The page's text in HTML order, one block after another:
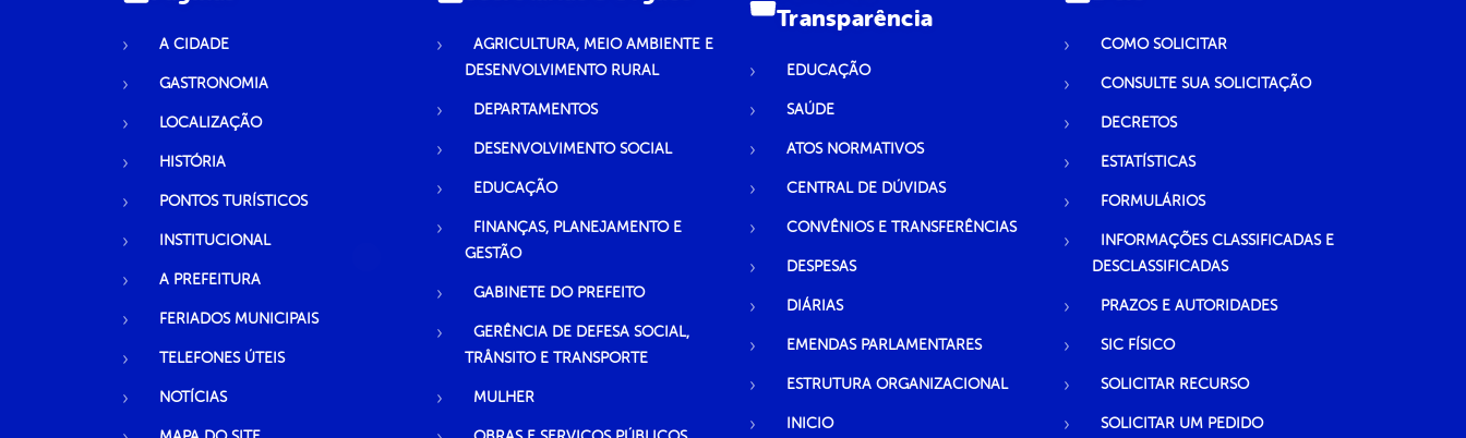
A CIDADE
GASTRONOMIA
LOCALIZAÇÃO
HISTÓRIA
PONTOS TURÍSTICOS
INSTITUCIONAL
A PREFEITURA
FERIADOS MUNICIPAIS
TELEFONES ÚTEIS
NOTÍCIAS
AGRICULTURA, MEIO AMBIENTE E
DESENVOLVIMENTO RURAL
DEPARTAMENTOS
DESENVOLVIMENTO SOCIAL
EDUCAÇÃO
FINANÇAS, PLANEJAMENTO E
GESTÃO
GABINETE DO PREFEITO
GERÊNCIA DE DEFESA SOCIAL,
TRÂNSITO E TRANSPORTE
MULHER
Transparência
EDUCAÇÃO
SAÚDE
ATOS NORMATIVOS
CENTRAL DE DÚVIDAS
CONVÊNIOS E TRANSFERÊNCIAS
DESPESAS
DIÁRIAS
EMENDAS PARLAMENTARES
ESTRUTURA ORGANIZACIONAL
INICIO
COMO SOLICITAR
CONSULTE SUA SOLICITAÇÃO
DECRETOS
ESTATÍSTICAS
FORMULÁRIOS
INFORMAÇÕES CLASSIFICADAS E
DESCLASSIFICADAS
PRAZOS E AUTORIDADES
SIC FÍSICO
SOLICITAR RECURSO
SOLICITAR UM PEDIDO